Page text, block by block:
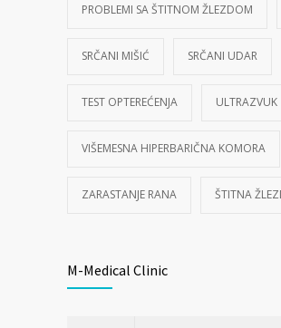
PROBLEMI SA ŠTITNOM ŽLEZDOM
SRČANI MIŠIĆ SRČANI UDAR
TEST OPTEREĆENJA ULTRAZVUK
VIŠEMESNA HIPERBARIČNA KOMORA
ZARASTANJE RANA ŠTITNA
M-Medical Clinic